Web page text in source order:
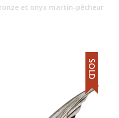
et onyx martin-pêcheur
SOLD